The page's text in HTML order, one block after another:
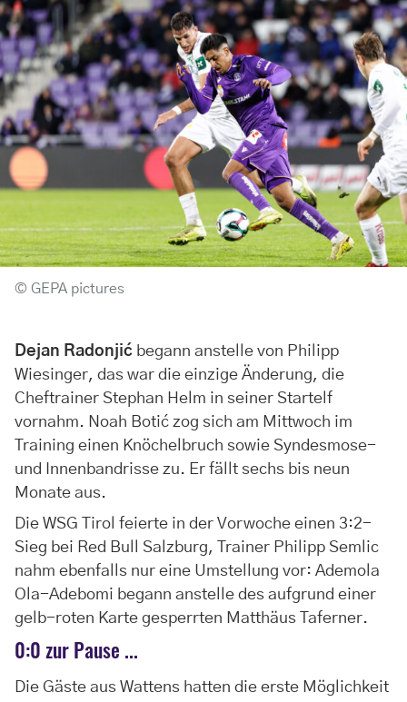
© GEPA pictures
Dejan Radonjić begann anstelle von Philipp
Wiesinger, das war die einzige Änderung, die
Cheftrainer Stephan Helm in seiner Startelf
vornahm. Noah Botić zog sich am Mittwoch im
Training einen Knöchelbruch sowie Syndesmose-
und Innenbandrisse zu. Er fällt sechs bis neun
Monate aus.
Die WSG Tirol feierte in der Vorwoche einen 3:2-
Sieg bei Red Bull Salzburg, Trainer Philipp Semlic
nahm ebenfalls nur eine Umstellung vor: Ademola
Ola-Adebomi begann anstelle des aufgrund einer
gelb-roten Karte gesperrten Matthäus Taferner.
0:0 zur Pause ...
Die Gäste aus Wattens hatten die erste Möglichkeit